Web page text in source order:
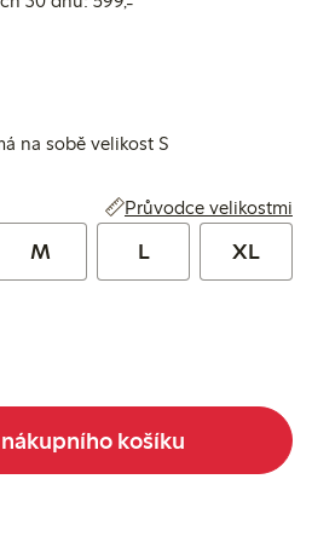
na sobě velikost S
Průvodce velikostmi
M L XL
košíku